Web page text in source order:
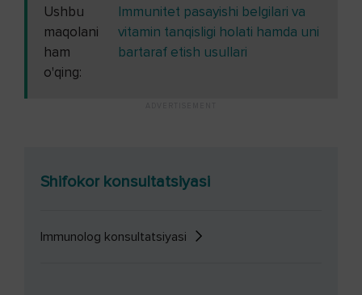
Ushbu
maqolani
ham
o'qing:
Immunitet pasayishi belgilari va
vitamin tanqisligi holati hamda uni
bartaraf etish usullari
Shifokor konsultatsiyasi
Immunolog konsultatsiyasi